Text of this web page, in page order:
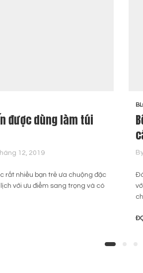
được dùng làm túi
12, 2019
rất nhiều bạn trẻ ưa chuộng đặc
với ưu điểm sang trọng và có